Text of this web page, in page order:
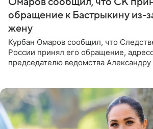
обращение к Бастрыкину из-
жену
Курбан Омаров сообщил, что
России принял его обращение,
председателю ведомства Александру